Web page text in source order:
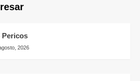
Pericos
2026